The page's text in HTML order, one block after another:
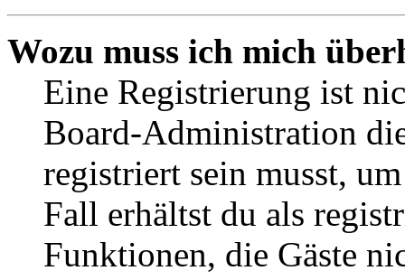
Wozu muss ich mich
Eine Registrierung ist
Board-Administration
registriert sein musst,
Fall erhältst du als
Funktionen, die Gäste